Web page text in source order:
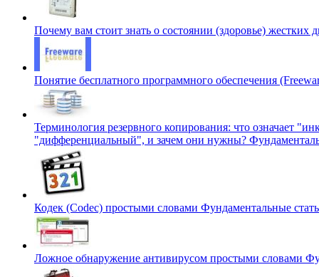
Почему вам стоит знать о состоянии (здоровье) жестких
Понятие бесплатного программного обеспечения
Терминология резервного копирования: что означает
"дифференциальный", и зачем они нужны?
Кодек (Codec) простыми словами Фундаментальные
Ложное обнаружение антивирусом простыми словами